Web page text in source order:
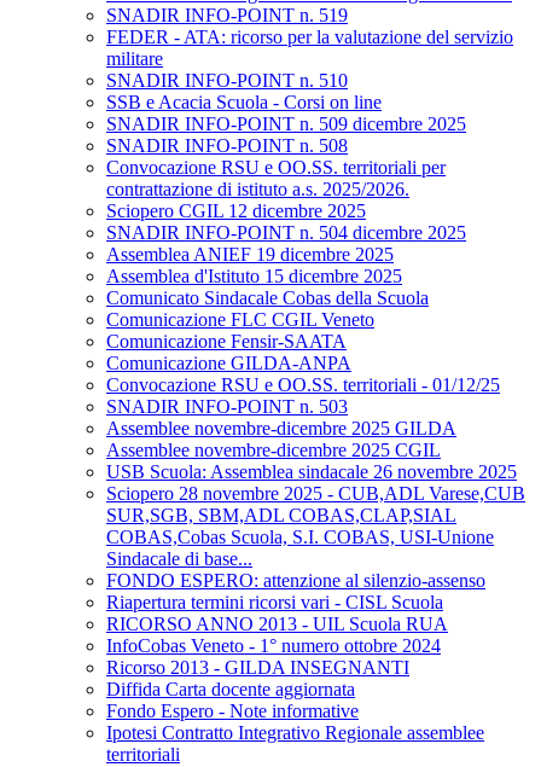
SNADIR INFO-POINT n. 519
FEDER - ATA: ricorso per la valutazione del servizio
militare
SNADIR INFO-POINT n. 510
SSB e Acacia Scuola - Corsi on line
SNADIR INFO-POINT n. 509 dicembre 2025
SNADIR INFO-POINT n. 508
Convocazione RSU e OO.SS. territoriali per
contrattazione di istituto a.s. 2025/2026.
Sciopero CGIL 12 dicembre 2025
SNADIR INFO-POINT n. 504 dicembre 2025
Assemblea ANIEF 19 dicembre 2025
Assemblea d'Istituto 15 dicembre 2025
Comunicato Sindacale Cobas della Scuola
Comunicazione FLC CGIL Veneto
Comunicazione Fensir-SAATA
Comunicazione GILDA-ANPA
Convocazione RSU e OO.SS. territoriali - 01/12/25
SNADIR INFO-POINT n. 503
Assemblee novembre-dicembre 2025 GILDA
Assemblee novembre-dicembre 2025 CGIL
USB Scuola: Assemblea sindacale 26 novembre 2025
Sciopero 28 novembre 2025 - CUB,ADL Varese,CUB
SUR,SGB, SBM,ADL COBAS,CLAP,SIAL
COBAS,Cobas Scuola, S.I. COBAS, USI-Unione
Sindacale di base...
FONDO ESPERO: attenzione al silenzio-assenso
Riapertura termini ricorsi vari - CISL Scuola
RICORSO ANNO 2013 - UIL Scuola RUA
InfoCobas Veneto - 1° numero ottobre 2024
Ricorso 2013 - GILDA INSEGNANTI
Diffida Carta docente aggiornata
Fondo Espero - Note informative
Ipotesi Contratto Integrativo Regionale assemblee
territoriali